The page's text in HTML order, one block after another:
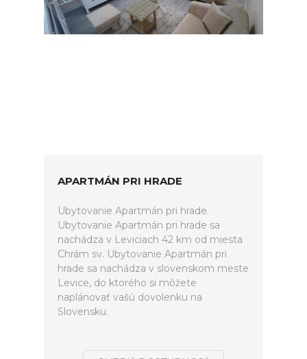
APARTMÁN PRI HRADE
Ubytovanie Apartmán pri hrade.
Ubytovanie Apartmán pri hrade sa
nachádza v Leviciach 42 km od miesta
Chrám sv. Ubytovanie Apartmán pri
hrade sa nachádza v slovenskom meste
Levice, do ktorého si môžete
naplánovať vašú dovolenku na
Slovensku.